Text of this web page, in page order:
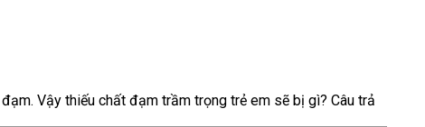
Vậy thiếu chất đạm trầm trọng trẻ em sẽ bị gì? Câu trả